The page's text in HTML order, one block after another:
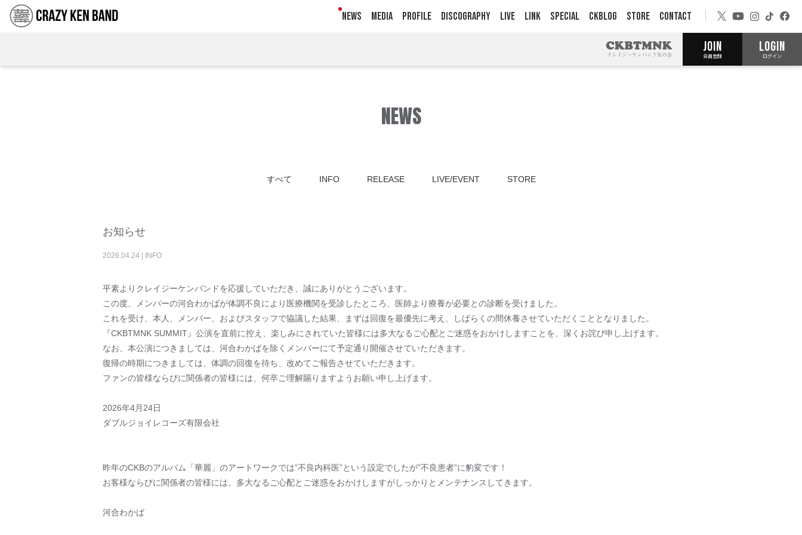
NEWS MEDIA PROFILE DISCOGRAPHY LIVE LINK SPECIAL CKBLOG STORE CONTACT
JOIN
会員登録
LOGIN
ログイン
NEWS
すべて INFO RELEASE LIVE/EVENT STORE
お知らせ
2026.04.24 INFO
平素よりクレイジーケンバンドを応援していただき、誠にありがとうございます。
この度、メンバーの河合わかばが体調不良により医療機関を受診したところ、医師より療養が必要との診断を受けました。
これを受け、本人、メンバー、およびスタッフで協議した結果、まずは回復を最優先に考え、しばらくの間休養させていただくこととなりました。
『CKBTMNK SUMMIT』公演を直前に控え、楽しみにされていた皆様には多大なるご心配とご迷惑をおかけしますことを、深くお詫び申し上げます。
なお、本公演につきましては、河合わかばを除くメンバーにて予定通り開催させていただきます。
復帰の時期につきましては、体調の回復を待ち、改めてご報告させていただきます。
ファンの皆様ならびに関係者の皆様には、何卒ご理解賜りますようお願い申し上げます。
2026年4月24日
ダブルジョイレコーズ有限会社
昨年のCKBのアルバム「華麗」のアートワークでは”不良内科医”という設定でしたが”不良患者”に豹変です！
お客様ならびに関係者の皆様には、多大なるご心配とご迷惑をおかけしますがしっかりとメンテナンスしてきます。
河合わかば